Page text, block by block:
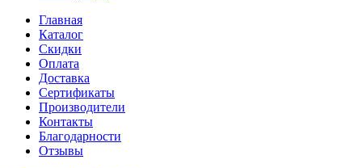
Главная
Каталог
Скидки
Оплата
Доставка
Сертификаты
Производители
Контакты
Благодарности
Отзывы